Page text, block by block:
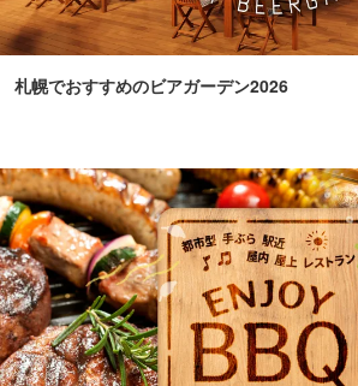
札幌でおすすめのビアガーデン2026